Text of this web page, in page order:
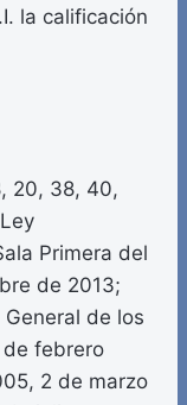
la calificación
20, 38, 40,
Primera del
de 2013;
de los
febrero
2 de marzo